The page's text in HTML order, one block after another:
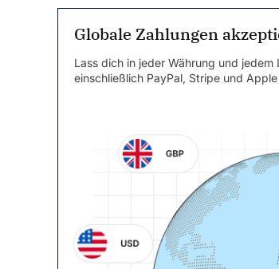
Globale Zahlungen
Lass dich in jeder Währung und
einschließlich PayPal, Stripe und